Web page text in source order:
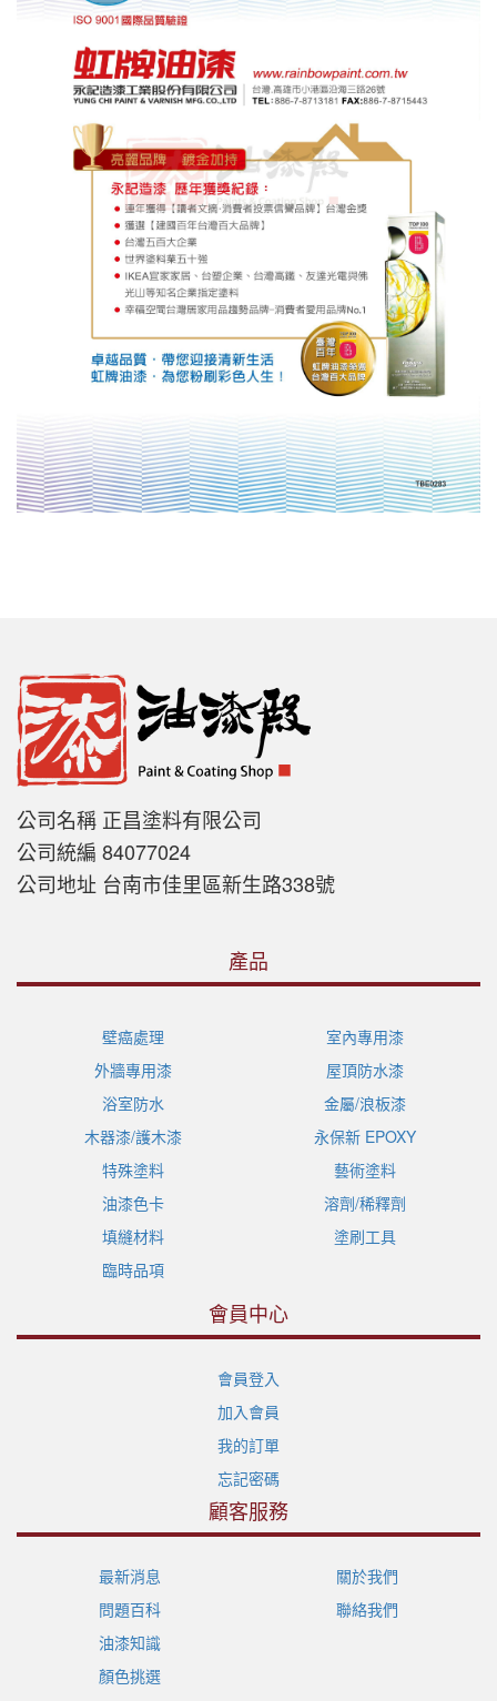
公司名稱 正昌塗料有限公司
公司統編 84077024
公司地址 台南市佳里區新生路338號
產品
壁癌處理
室內專用漆
外牆專用漆
屋頂防水漆
浴室防水
金屬/浪板漆
木器漆/護木漆
永保新 EPOXY
特殊塗料
藝術塗料
油漆色卡
溶劑/稀釋劑
填縫材料
塗刷工具
臨時品項
會員中心
會員登入
加入會員
我的訂單
忘記密碼
顧客服務
最新消息
問題百科
油漆知識
顏色挑選
關於我們
聯絡我們